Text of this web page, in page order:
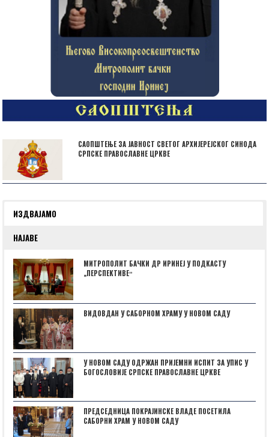
САОПШТЕЊЕ ЗА ЈАВНОСТ СВЕТОГ АРХИЈЕРЕЈСКОГ СИНОДА
СРПСКЕ ПРАВОСЛАВНЕ ЦРКВЕ
ИЗДВАЈАМО
НАЈАВЕ
МИТРОПОЛИТ БАЧКИ ДР ИРИНЕЈ У ПОДКАСТУ
„ПЕРСПЕКТИВЕˮ
ВИДОВДАН У САБОРНОМ ХРАМУ У НОВОМ САДУ
У НОВОМ САДУ ОДРЖАН ПРИЈЕМНИ ИСПИТ ЗА УПИС У
БОГОСЛОВИЈЕ СРПСКЕ ПРАВОСЛАВНЕ ЦРКВЕ
ПРЕДСЕДНИЦА ПОКРАЈИНСКЕ ВЛАДЕ ПОСЕТИЛА
САБОРНИ ХРАМ У НОВОМ САДУ